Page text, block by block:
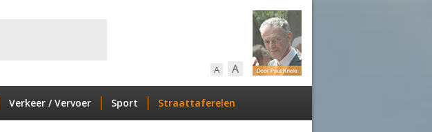
A A
Verkeer / Vervoer Sport Straattaferelen